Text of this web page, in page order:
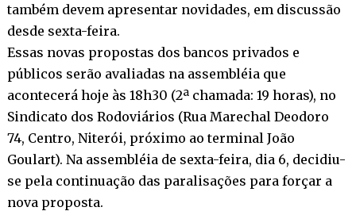
também devem apresentar novidades, em discussão
desde sexta-feira.
Essas novas propostas dos bancos privados e
públicos serão avaliadas na assembléia que
acontecerá hoje às 18h30 (2ª chamada: 19 horas), no
Sindicato dos Rodoviários (Rua Marechal Deodoro
74, Centro, Niterói, próximo ao terminal João
Goulart). Na assembléia de sexta-feira, dia 6, decidiu-
se pela continuação das paralisações para forçar a
nova proposta.